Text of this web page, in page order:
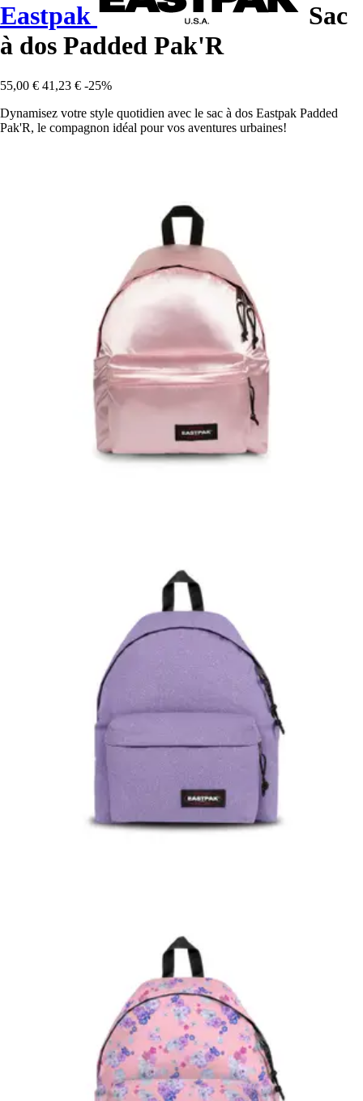
Eastpak
Sac
à dos Padded Pak'R
55,00 € 41,23 € -25%
Dynamisez votre style quotidien avec le sac à dos Eastpak Padded
Pak'R, le compagnon idéal pour vos aventures urbaines!